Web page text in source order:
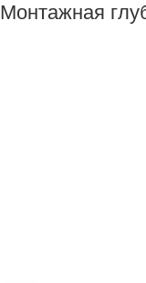
Монтажная